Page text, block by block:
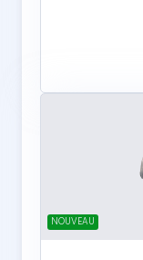
NOUVEAU